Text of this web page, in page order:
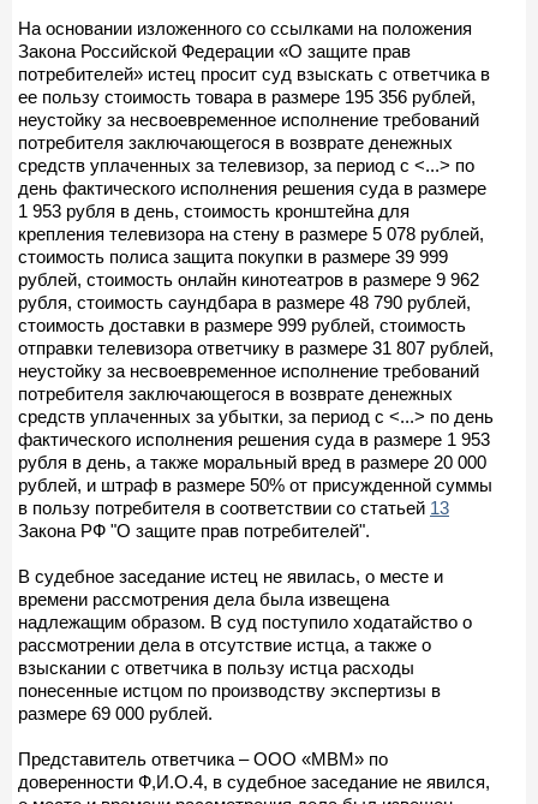
На основании изложенного со ссылками на положения
Закона Российской Федерации «О защите прав
потребителей» истец просит суд взыскать с ответчика в
ее пользу стоимость товара в размере 195 356 рублей,
неустойку за несвоевременное исполнение требований
потребителя заключающегося в возврате денежных
средств уплаченных за телевизор, за период с <...> по
день фактического исполнения решения суда в размере
1 953 рубля в день, стоимость кронштейна для
крепления телевизора на стену в размере 5 078 рублей,
стоимость полиса защита покупки в размере 39 999
рублей, стоимость онлайн кинотеатров в размере 9 962
рубля, стоимость саундбара в размере 48 790 рублей,
стоимость доставки в размере 999 рублей, стоимость
отправки телевизора ответчику в размере 31 807 рублей,
неустойку за несвоевременное исполнение требований
потребителя заключающегося в возврате денежных
средств уплаченных за убытки, за период с <...> по день
фактического исполнения решения суда в размере 1 953
рубля в день, а также моральный вред в размере 20 000
рублей, и штраф в размере 50% от присужденной суммы
в пользу потребителя в соответствии со статьей 13
Закона РФ "О защите прав потребителей".
В судебное заседание истец не явилась, о месте и
времени рассмотрения дела была извещена
надлежащим образом. В суд поступило ходатайство о
рассмотрении дела в отсутствие истца, а также о
взыскании с ответчика в пользу истца расходы
понесенные истцом по производству экспертизы в
размере 69 000 рублей.
Представитель ответчика – ООО «МВМ» по
доверенности Ф,И.О.4, в судебное заседание не явился,